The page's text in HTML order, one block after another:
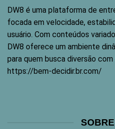
DW8 é uma plataforma de
focada em velocidade,
usuário. Com conteúdos
DW8 oferece um ambiente
para quem busca diversão
https://bem-decidir.br.com/